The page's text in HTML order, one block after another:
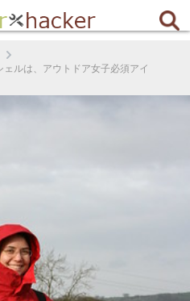
ルは、アウトドア女子必須アイ